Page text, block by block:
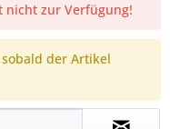
nicht zur Verfügung!
der Artikel